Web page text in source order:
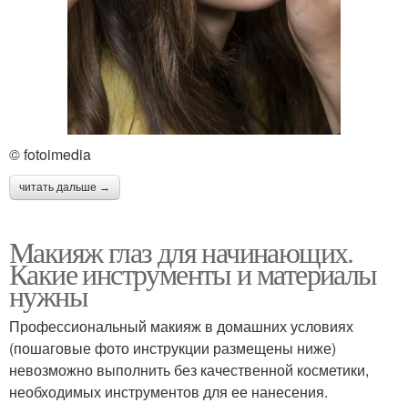
© fotoimedia
читать дальше →
Макияж глаз для начинающих.
Какие инструменты и материалы
нужны
Профессиональный макияж в домашних условиях
(пошаговые фото инструкции размещены ниже)
невозможно выполнить без качественной косметики,
необходимых инструментов для ее нанесения.